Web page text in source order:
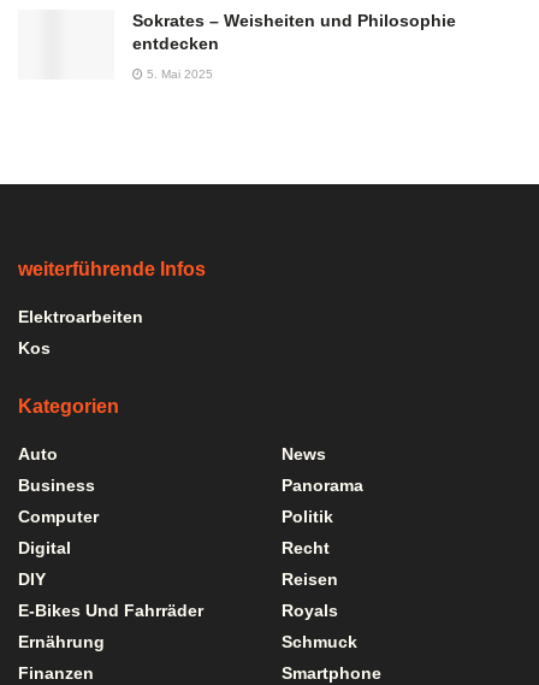
Sokrates – Weisheiten und Philosophie
entdecken
5. Mai 2025
weiterführende Infos
Elektroarbeiten
Kos
Kategorien
Auto
Business
Computer
Digital
DIY
E-Bikes Und Fahrräder
Ernährung
Finanzen
News
Panorama
Politik
Recht
Reisen
Royals
Schmuck
Smartphone